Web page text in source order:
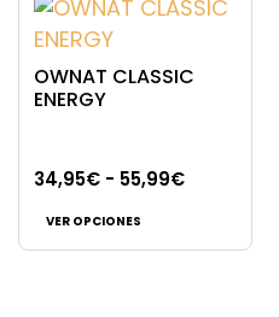
OWNAT CLASSIC
ENERGY
34,95€ - 55,99€Rango
precios:
VER OPCIONES
producto